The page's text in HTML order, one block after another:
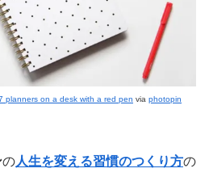
planners on a desk with a red pen via photopin
の人生を変える習慣のつくり方の